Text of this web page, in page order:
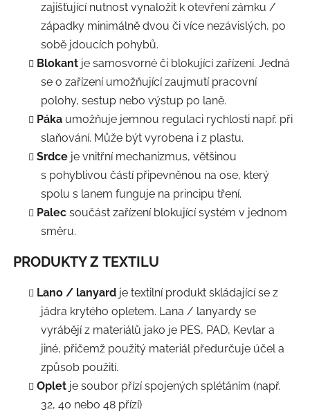
zajišťující nutnost vynaložit k otevření zámku /
západky minimálně dvou či více nezávislých, po
sobě jdoucích pohybů.
Blokant je samosvorné či blokující zařízení. Jedná
se o zařízení umožňující zaujmutí pracovní
polohy, sestup nebo výstup po laně.
Páka umožňuje jemnou regulaci rychlosti např. při
slaňování. Může být vyrobena i z plastu.
Srdce je vnitřní mechanizmus, většinou
s pohyblivou částí připevněnou na ose, který
spolu s lanem funguje na principu tření.
Palec součást zařízení blokující systém v jednom
směru.
PRODUKTY Z TEXTILU
Lano / lanyard je textilní produkt skládající se z
jádra krytého opletem. Lana / lanyardy se
vyrábějí z materiálů jako je PES, PAD, Kevlar a
jiné, přičemž použitý materiál předurčuje účel a
způsob použití.
Oplet je soubor přízí spojených splétáním (např.
32, 40 nebo 48 přízí)